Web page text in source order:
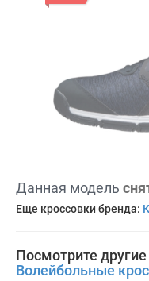
Данная модель
Еще кроссовки бренда:
Посмотрите
Волейбольные